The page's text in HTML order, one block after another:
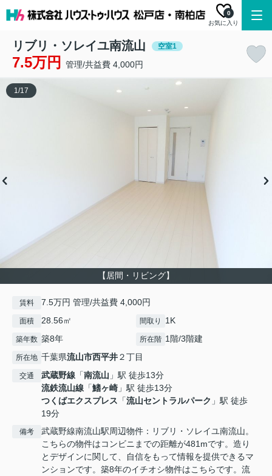
お気に入り
0
リブリ・ソレイユ南流山 空室1
7.5万円 管理/共益費 4,000円
【居間・リビング】
1/17
賃料 7.5万円 管理/共益費 4,000円
面積 28.56㎡ 間取り 1K
築年数 築8年 所在階 1階/3階建
所在地 千葉県流山市西平井２丁目
交通 武蔵野線 「南流山 」駅 徒歩13分
流鉄流山線 「鰭ヶ崎 」駅 徒歩13分
つくばエクスプレス 「流山セントラルパーク 」駅 徒歩
19分
備考
武蔵野線南流山駅周辺物件：リブリ・ソレイユ南流山。
こちらの物件はコンビニまでの距離が481mです。造り
とデザインに関して、自信をもって情報を提供できるマ
ンションです。築8年のイチオシ物件はこちらです。流